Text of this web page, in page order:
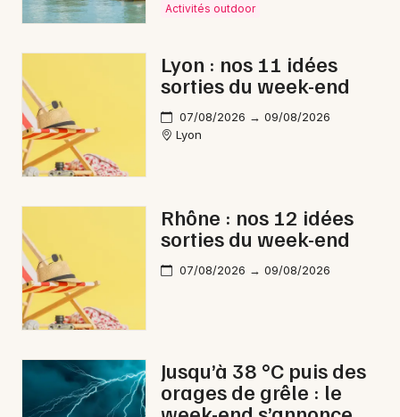
Sorties famille dans le Rhône
Sorties famille en Rhône-Alpes
Sorties famille en Auvergne-Rhône-Alpes
Newsletter des sorties
Artistes en tournée
Actus à Lyon
Toutes les villes Activités outdoor
Lyon : nos 11 idées
sorties du week-end
07/08/2026 → 09/08/2026
Lyon
Rhône : nos 12 idées
sorties du week-end
07/08/2026 → 09/08/2026
Jusqu’à 38 °C puis des
orages de grêle : le